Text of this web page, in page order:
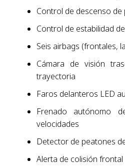
Control de descenso de
Control de estabilidad
Seis airbags (frontales,
Cámara de visión
trayectoria
Faros delanteros LED
Frenado autónomo
velocidades
Detector de peatones
Alerta de colisión frontal